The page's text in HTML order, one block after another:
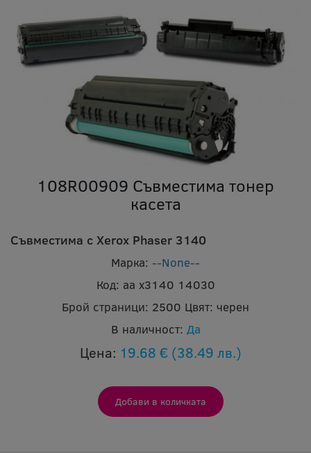
108R00909 Съвместима тонер
касета
Съвместима с Xerox Phaser 3140
Марка: --None--
Код: aa x3140 14030
Брой страници: 2500 Цвят: черен
В наличност: Да
Цена: 19.68 € (38.49 лв.)